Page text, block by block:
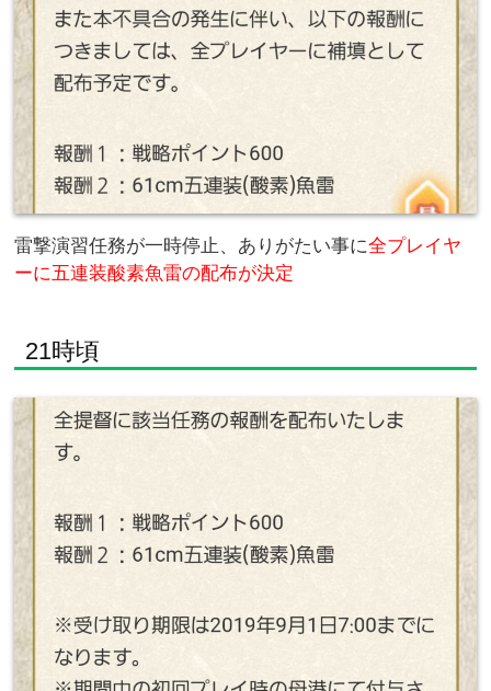
雷撃演習任務が一時停止、ありがたい事に全プレイヤ
ーに五連装酸素魚雷の配布が決定
21時頃